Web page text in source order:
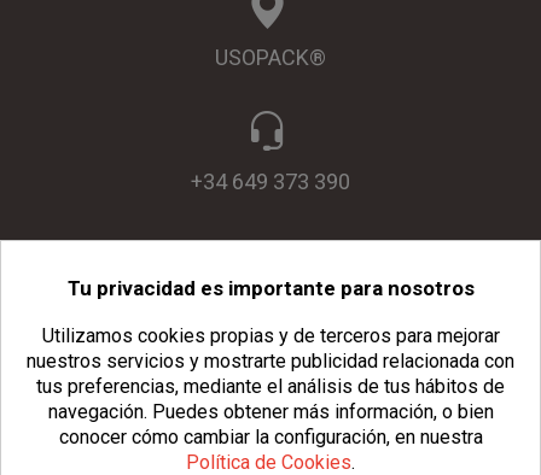
USOPACK®
+34 649 373 390
info@usopack.com
Tu privacidad es importante para nosotros
Utilizamos cookies propias y de terceros para mejorar
nuestros servicios y mostrarte publicidad relacionada con
tus preferencias, mediante el análisis de tus hábitos de
navegación. Puedes obtener más información, o bien
conocer cómo cambiar la configuración, en nuestra
Política de Cookies.